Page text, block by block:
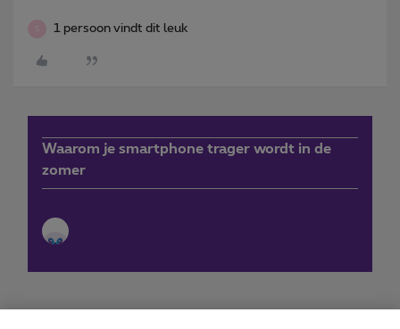
1 persoon vindt dit leuk
Waarom je smartphone trager wordt in de
zomer